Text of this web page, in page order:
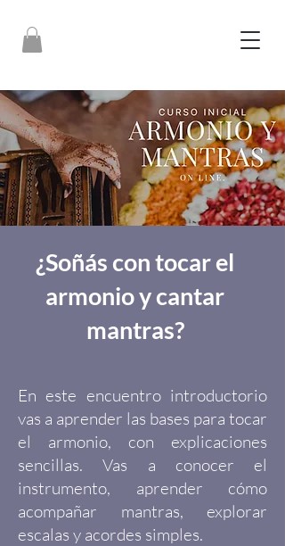
¿Soñás con tocar el
armonio y cantar
mantras?
En este encuentro introductorio
vas a aprender las bases para tocar
el armonio, con explicaciones
sencillas. Vas a conocer el
instrumento, aprender cómo
acompañar mantras, explorar
escalas y acordes simples.